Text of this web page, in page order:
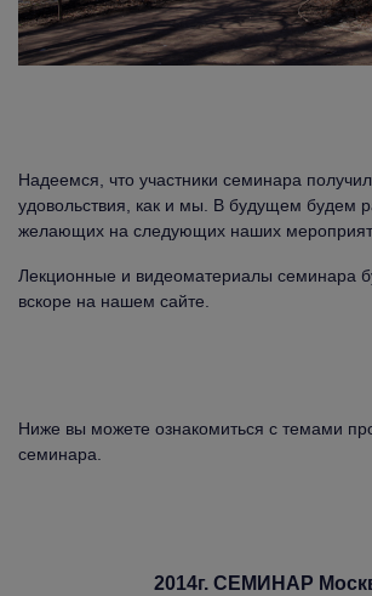
Надеемся, что участники семинара
удовольствия, как и мы. В будущем будем
желающих на следующих наших
Лекционные и видеоматериалы семинара
вскоре на нашем сайте.
Ниже вы можете ознакомиться с темами
семинара.
2014г. СЕМИНАР